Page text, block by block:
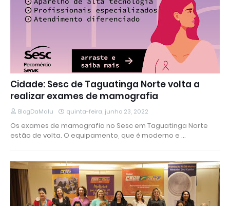
Cidade: Sesc de Taguatinga Norte volta a
realizar exames de mamografia
BlogDaMalu quinta-feira, junho 23, 2022
Os exames de mamografia no Sesc em Taguatinga Norte
estão de volta. O equipamento, que é moderno e …